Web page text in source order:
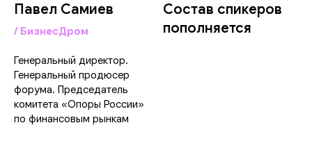
Павел Самиев
/ БизнесДром
Генеральный директор.
Генеральный продюсер
форума. Председатель
комитета «Опоры России»
по финансовым рынкам
Состав спикеров
пополняется